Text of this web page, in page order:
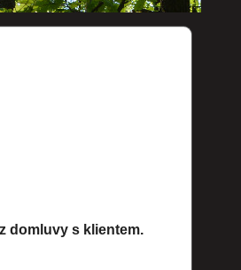
domluvy s klientem.